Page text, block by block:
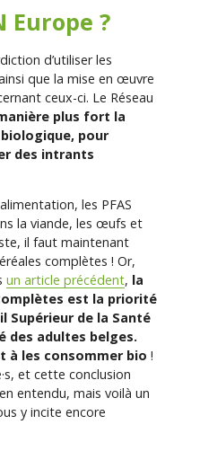
Europe ?
d’utiliser les
que la mise en œuvre
ceux-ci. Le Réseau
plus fort la
pour
des intrants
les PFAS
la viande, les œufs et
il faut maintenant
complètes ! Or,
un article précédent, la
est la priorité
Supérieur de la Santé
des adultes belges.
à les consommer bio!
et cette conclusion
entendu, mais voilà un
y incite encore